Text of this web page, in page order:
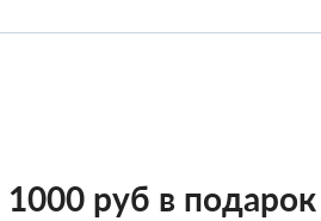
1000 руб в подарок